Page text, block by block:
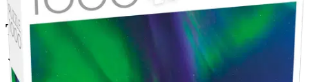
Tuotekuvaus